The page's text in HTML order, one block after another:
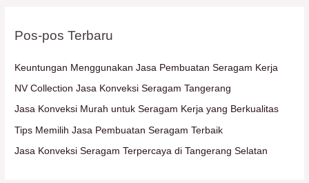
u
u
k
:
Pos-pos Terbaru
Keuntungan Menggunakan Jasa Pembuatan Seragam Kerja
NV Collection Jasa Konveksi Seragam Tangerang
Jasa Konveksi Murah untuk Seragam Kerja yang Berkualitas
Tips Memilih Jasa Pembuatan Seragam Terbaik
Jasa Konveksi Seragam Terpercaya di Tangerang Selatan